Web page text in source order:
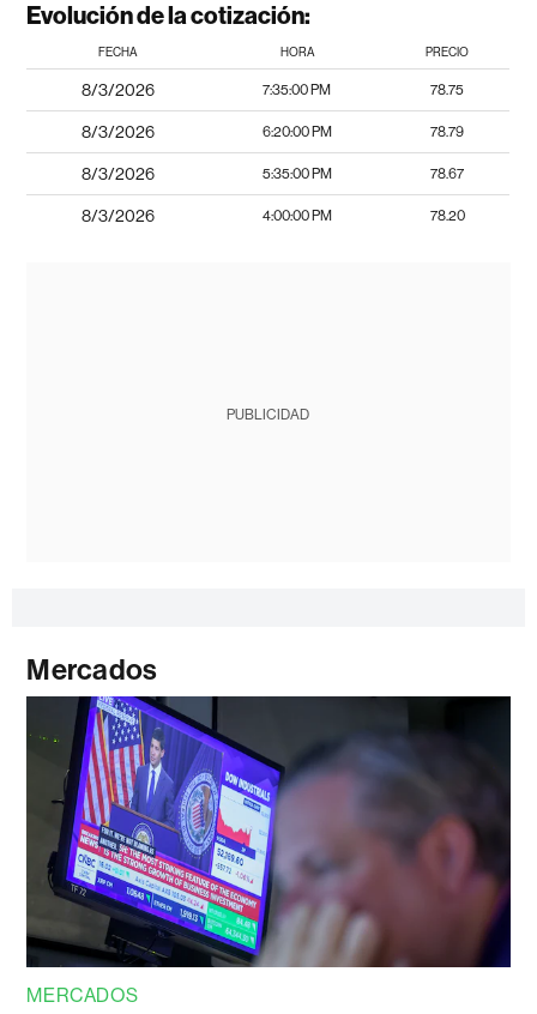
Evolución de la cotización:
FECHA HORA PRECIO
8/3/2026 7:35:00 PM 78.75
8/3/2026 6:20:00 PM 78.79
8/3/2026 5:35:00 PM 78.67
8/3/2026 4:00:00 PM 78.20
PUBLICIDAD
Mercados
MERCADOS